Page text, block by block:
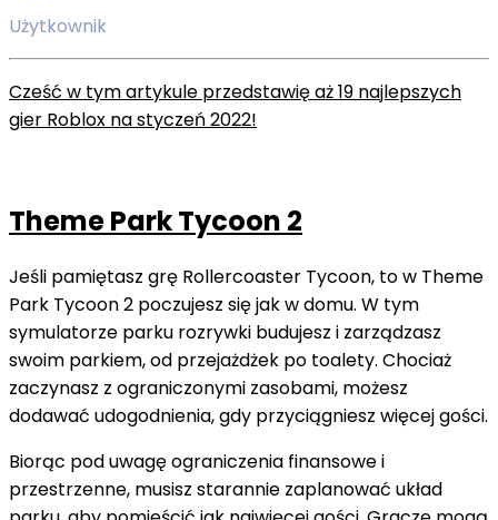
Użytkownik
Cześć w tym artykule przedstawię aż 19 najlepszych
gier Roblox na styczeń 2022!
Theme Park Tycoon 2
Jeśli pamiętasz grę Rollercoaster Tycoon, to w Theme
Park Tycoon 2 poczujesz się jak w domu. W tym
symulatorze parku rozrywki budujesz i zarządzasz
swoim parkiem, od przejażdżek po toalety. Chociaż
zaczynasz z ograniczonymi zasobami, możesz
dodawać udogodnienia, gdy przyciągniesz więcej gości.
Biorąc pod uwagę ograniczenia finansowe i
przestrzenne, musisz starannie zaplanować układ